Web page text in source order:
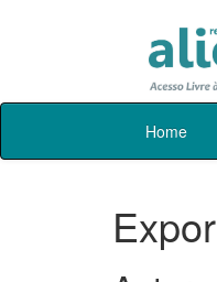
Skip
Home